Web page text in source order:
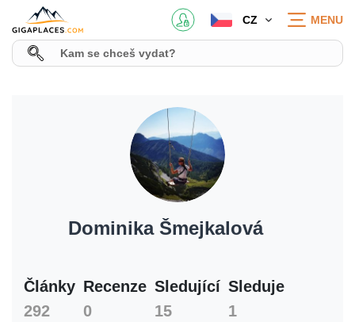
CZ MENU
Dominika Šmejkalová
Články
292
Recenze
0
Sledující
15
Sleduje
1